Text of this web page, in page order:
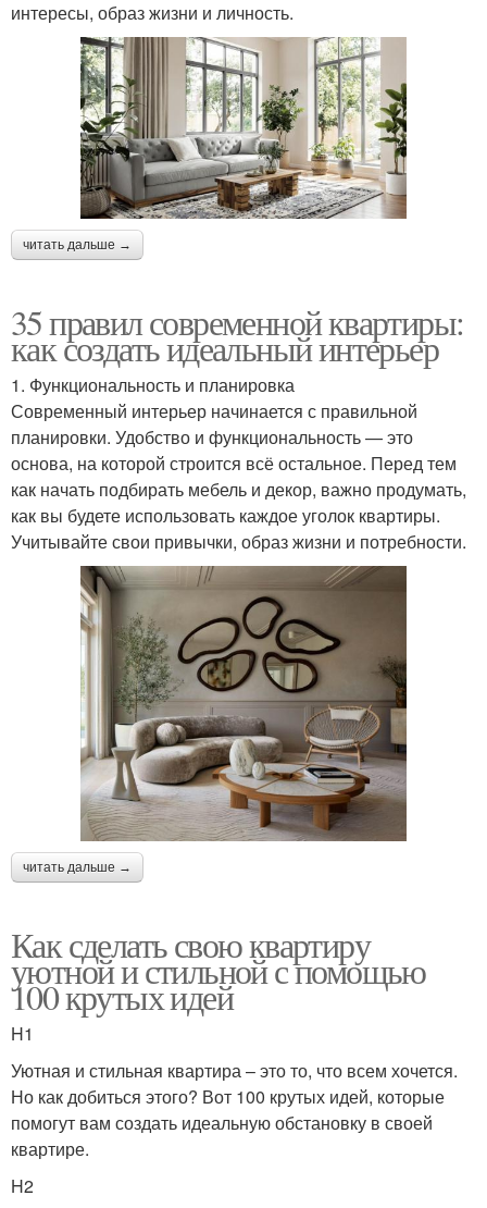
интересы, образ жизни и личность.
читать дальше →
35 правил современной квартиры:
как создать идеальный интерьер
1. Функциональность и планировка
Современный интерьер начинается с правильной
планировки. Удобство и функциональность — это
основа, на которой строится всё остальное. Перед тем
как начать подбирать мебель и декор, важно продумать,
как вы будете использовать каждое уголок квартиры.
Учитывайте свои привычки, образ жизни и потребности.
читать дальше →
Как сделать свою квартиру
уютной и стильной с помощью
100 крутых идей
H1
Уютная и стильная квартира – это то, что всем хочется.
Но как добиться этого? Вот 100 крутых идей, которые
помогут вам создать идеальную обстановку в своей
квартире.
H2